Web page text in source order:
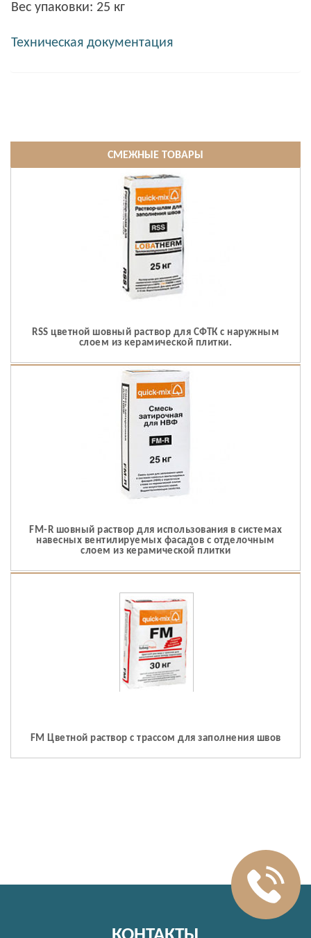
Вес упаковки: 25 кг
Техническая документация
СМЕЖНЫЕ ТОВАРЫ
RSS цветной шовный раствор для СФТК с наружным
слоем из керамической плитки.
FM-R шовный раствор для использования в системах
навесных вентилируемых фасадов с отделочным
слоем из керамической плитки
FM Цветной раствор с трассом для заполнения швов